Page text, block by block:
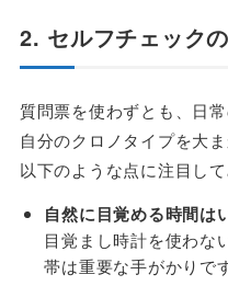
2. セルフチェック
質問票を使わずとも、日
自分のクロノタイプを大
以下のような点に注目して
自然に目覚める時間は
目覚まし時計を使わな
帯は重要な手がかりです